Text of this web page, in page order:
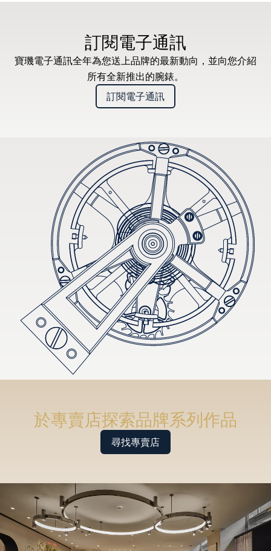
訂閱電子通訊
寶璣電子通訊全年為您送上品牌的最新動向，並向您介紹
所有全新推出的腕錶。
訂閱電子通訊
於專賣店探索品牌系列作品
尋找專賣店